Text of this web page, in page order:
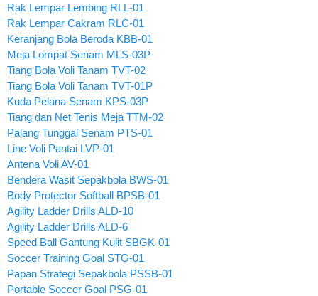
Rak Lempar Lembing RLL-01
Rak Lempar Cakram RLC-01
Keranjang Bola Beroda KBB-01
Meja Lompat Senam MLS-03P
Tiang Bola Voli Tanam TVT-02
Tiang Bola Voli Tanam TVT-01P
Kuda Pelana Senam KPS-03P
Tiang dan Net Tenis Meja TTM-02
Palang Tunggal Senam PTS-01
Line Voli Pantai LVP-01
Antena Voli AV-01
Bendera Wasit Sepakbola BWS-01
Body Protector Softball BPSB-01
Agility Ladder Drills ALD-10
Agility Ladder Drills ALD-6
Speed Ball Gantung Kulit SBGK-01
Soccer Training Goal STG-01
Papan Strategi Sepakbola PSSB-01
Portable Soccer Goal PSG-01